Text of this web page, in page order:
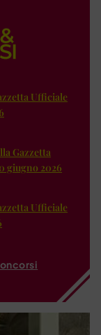
Ufficiale
Gazzetta
giugno 2026
Ufficiale